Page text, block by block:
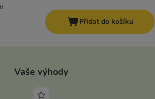
Přidat do košíku
Vaše výhody